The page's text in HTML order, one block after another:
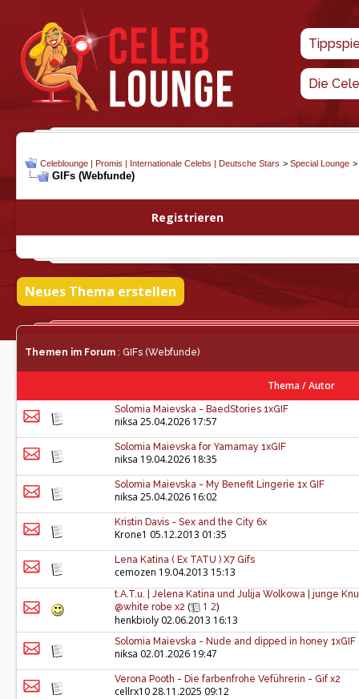
Die
Celeblounge | Promis | Internationale Celebs | Deutsche Stars > Special Lounge >
GIFs (Webfunde)
Registrieren
Neues Thema erstellen
Themen im Forum : GIFs (Webfunde)
Thema/Autor
Solomia Maievska - BaedStories 1xGIF
niksa 25.04.2026 17:57
Solomia Maievska for Yamamay 1xGIF
niksa 19.04.2026 18:35
Solomia Maievska - My Benefit Lingerie 1x GIF
niksa 25.04.2026 16:02
Kristin Davis - Sex and the City 6x
Krone1 05.12.2013 01:35
Lena Katina ( Ex TATU ) X7 Gifs
cemozen 19.04.2013 15:13
t.A.T.u. | Jelena Katina und Julija Wolkowa | junge
@white robe x2 ( 1 2)
henkbioly 02.06.2013 16:13
Solomia Maievska - Nude and dipped in honey 1xGIF
niksa 02.01.2026 19:47
Verona Pooth - Die farbenfrohe Veführerin - Gif x2
cellrx1028.11.2025 09:12